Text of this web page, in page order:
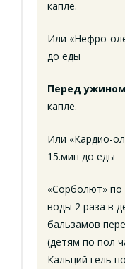
капле.
Или «Нефро-
до еды
Перед ужином
капле.
Или «Кардио-
15.мин до еды
«Сорболют»
воды 2 раза в
бальзамов
(детям по пол
Кальций гель